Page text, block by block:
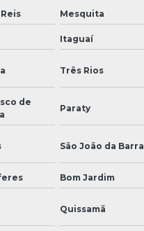
Mesquita
Itaguaí
Três Rios
de
Paraty
São João da Barra
Bom Jardim
Quissamã